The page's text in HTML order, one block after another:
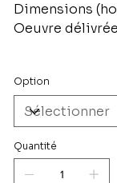
Dimensions
Oeuvre
Option
Quantité